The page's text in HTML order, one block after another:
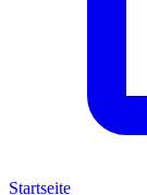
Startseite